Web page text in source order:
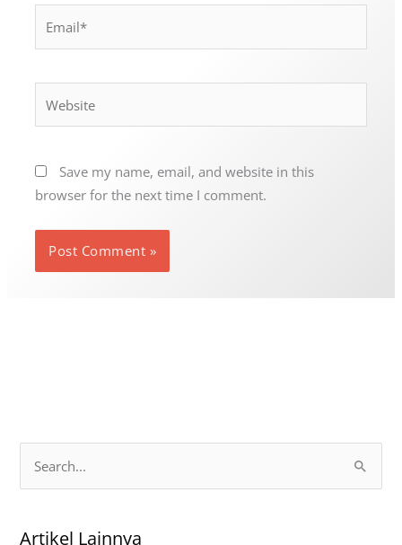
Save my name, email, and website in this
browser for the next time I comment.
e
Artikel Lainnya